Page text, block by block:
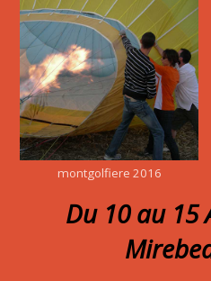
montgolfiere 2016
Du 10 au 15